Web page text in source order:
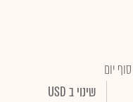
סוף יום
שינוי ב USD